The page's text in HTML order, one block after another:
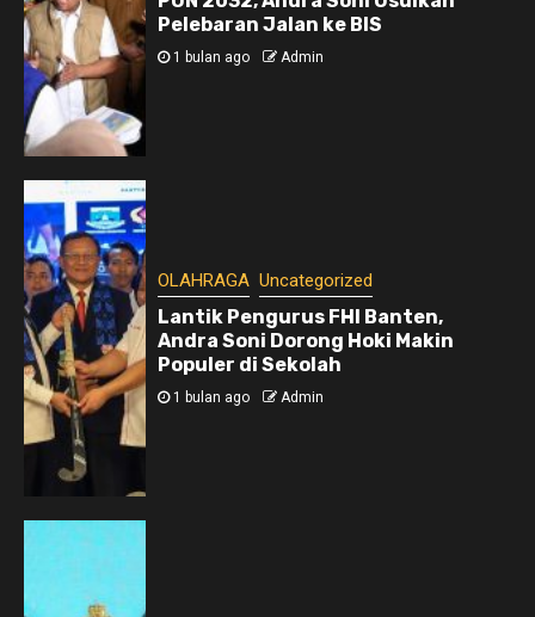
Pelebaran Jalan ke BIS
1 bulan ago Admin
OLAHRAGA Uncategorized
Lantik Pengurus FHI Banten,
Andra Soni Dorong Hoki Makin
Populer di Sekolah
1 bulan ago Admin